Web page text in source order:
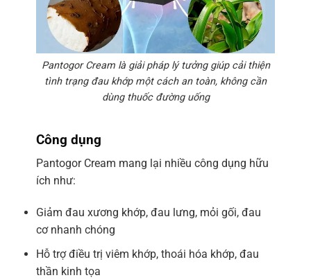
Pantogor Cream là giải pháp lý tưởng giúp cải thiện
tình trạng đau khớp một cách an toàn, không cần
dùng thuốc đường uống
Công dụng
Pantogor Cream mang lại nhiều công dụng hữu
ích như:
Giảm đau xương khớp, đau lưng, mỏi gối, đau
cơ nhanh chóng
Hỗ trợ điều trị viêm khớp, thoái hóa khớp, đau
thần kinh tọa